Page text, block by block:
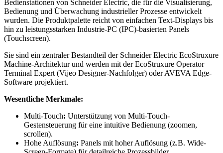
Bedienstationen von Schneider Electric, die für die Visualisierung,
Bedienung und Überwachung industrieller Prozesse entwickelt
wurden. Die Produktpalette reicht von einfachen Text-Displays bis
hin zu leistungsstarken Industrie-PC (IPC)-basierten Panels
(Touchscreen).
Sie sind ein zentraler Bestandteil der Schneider Electric EcoStruxure
Machine-Architektur und werden mit der EcoStruxure Operator
Terminal Expert (Vijeo Designer-Nachfolger) oder AVEVA Edge-
Software projektiert.
Wesentliche Merkmale:
Multi-Touch: Unterstützung von Multi-Touch-
Gestensteuerung für eine intuitive Bedienung (zoomen,
scrollen).
Hohe Auflösung: Panels mit hoher Auflösung (z.B. Wide-